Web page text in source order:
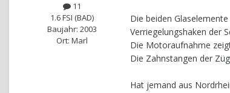
11
1.6 FSI (BAD)
Baujahr: 2003
Ort: Marl
Die beiden
Verriegelungshaken der
Die Motoraufnahme
Die Zahnstangen der
Hat jemand aus